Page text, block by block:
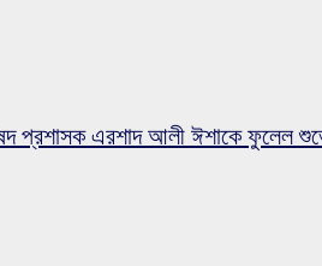
প্রশাসক এরশাদ আলী ঈশাকে ফুলেল